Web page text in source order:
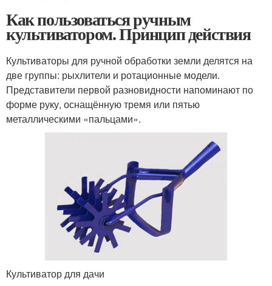
Как пользоваться ручным
культиватором. Принцип действия
Культиваторы для ручной обработки земли делятся на
две группы: рыхлители и ротационные модели.
Представители первой разновидности напоминают по
форме руку, оснащённую тремя или пятью
металлическими «пальцами».
Культиватор для дачи